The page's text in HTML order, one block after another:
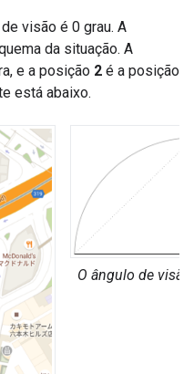
visão é 0 grau. A
da situação. A
e a posição 2 é a posição
está abaixo.
O ângulo de